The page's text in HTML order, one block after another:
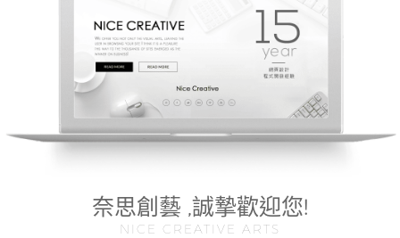
奈思創藝 ,誠摯歡迎您!
NICE CREATIVE ARTS